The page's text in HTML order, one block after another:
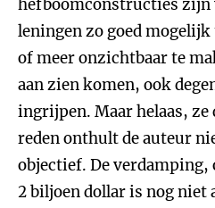
hefboomconstructies zijn
leningen zo goed
of meer onzichtbaar te
aan zien komen, ook
ingrijpen. Maar helaas, ze
reden onthult de auteur
objectief. De
2 biljoen dollar is nog niet